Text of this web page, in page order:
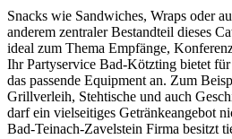
Snacks wie Sandwiches, Wraps oder
anderem zentraler Bestandteil dieses
ideal zum Thema Empfänge,
Ihr Partyservice Bad-Kötzting bietet für
das passende Equipment an. Zum
Grillverleih, Stehtische und auch
darf ein vielseitiges Getränkeangebot
Bad-Teinach-Zavelstein Firma besitzt